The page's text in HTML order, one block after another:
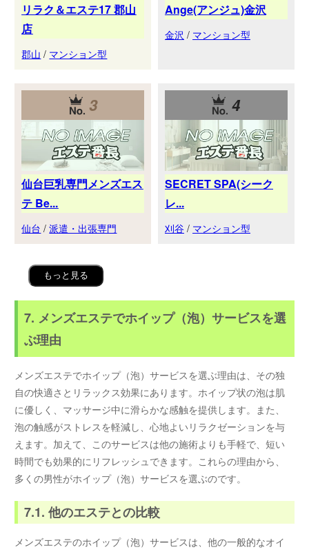
リラク＆エステ17 郡山
店
郡山 / マンション型
Ange(アンジュ)金沢
金沢 / マンション型
3
仙台巨乳専門メンズエス
テ Be...
仙台 /派遣・出張専門
4
SECRET SPA(シーク
レ...
刈谷 / マンション型
もっと見る
7. メンズエステでホイップ（泡）サービスを選
ぶ理由
メンズエステでホイップ（泡）サービスを選ぶ理由は、その独
自の快適さとリラックス効果にあります。ホイップ状の泡は肌
に優しく、マッサージ中に滑らかな感触を提供します。また、
泡の触感がストレスを軽減し、心地よいリラクゼーションを与
えます。加えて、このサービスは他の施術よりも手軽で、短い
時間でも効果的にリフレッシュできます。これらの理由から、
多くの男性がホイップ（泡）サービスを選ぶのです。
7.1. 他のエステとの比較
メンズエステのホイップ（泡）サービスは、他の一般的なオイ